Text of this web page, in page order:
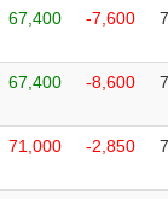
67,400 -7,600
67,400 -8,600
71,000 -2,850